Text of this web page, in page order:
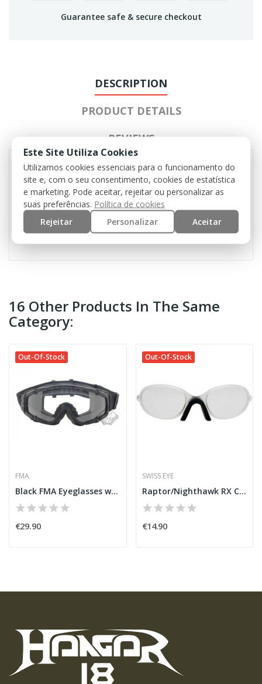
Guarantee safe & secure checkout
DESCRIPTION
PRODUCT DETAILS
REVIEWS
Weight: 100 g
Material: steel, ABS
Color: Black
Protective visor: steel mesh
16 Other Products In The Same
Category:
Out-Of-Stock
FMA
Black FMA Eyeglasses with Fan
€29.90
Out-Of-Stock
SWISS EYE
Raptor/Nighthawk RX Clip [SwissEye]
€14.90
Este Site Utiliza Cookies
Utilizamos cookies essenciais para o funcionamento do
site e, com o seu consentimento, cookies de estatística
e marketing. Pode aceitar, rejeitar ou personalizar as
suas preferências. Política de cookies
Rejeitar
Personalizar Aceitar